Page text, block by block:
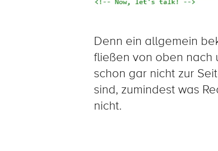
Denn ein allgemein
fließen von oben nach
schon gar nicht zur
sind, zumindest was
nicht.